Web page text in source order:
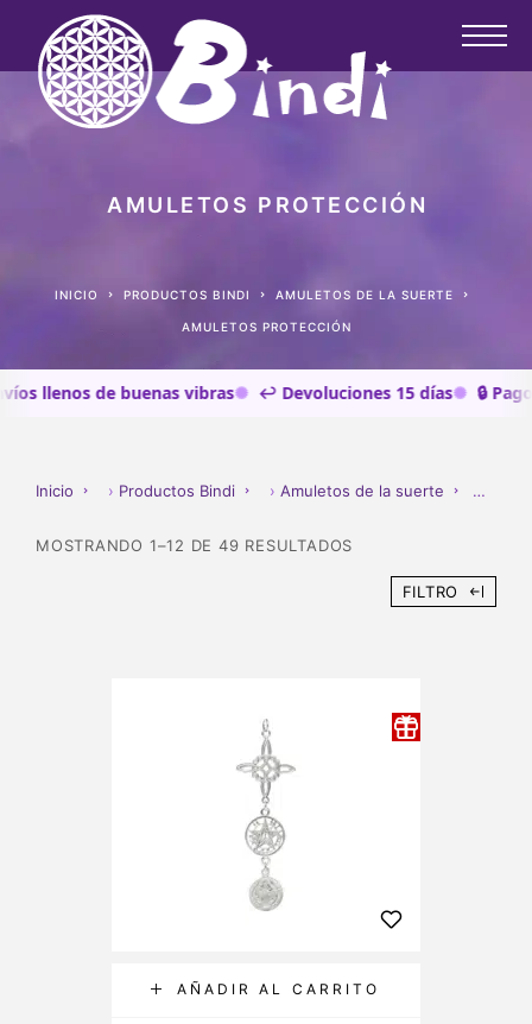
AMULETOS PROTECCIÓN
INICIO PRODUCTOS BINDI AMULETOS DE LA SUERTE
AMULETOS PROTECCIÓN
llenos de buenas vibras ↩️ Devoluciones 15 días 🔒 Pago
Inicio › Productos Bindi › Amuletos de la suerte ›
MOSTRANDO 1–12 DE 49 RESULTADOS
FILTRO
AÑADIR AL CARRITO